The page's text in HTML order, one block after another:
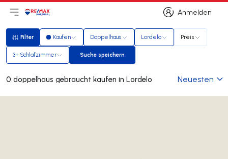
Anmelden
Anmelden
Hauptmenü öffnen
LogoZur Startseite
Filter
Filter Kaufen Doppelhaus Lordelo Preis
3+ Schlafzimmer Suche speichern
Suche speichern
0 doppelhaus gebraucht kaufen in Lordelo Neuesten